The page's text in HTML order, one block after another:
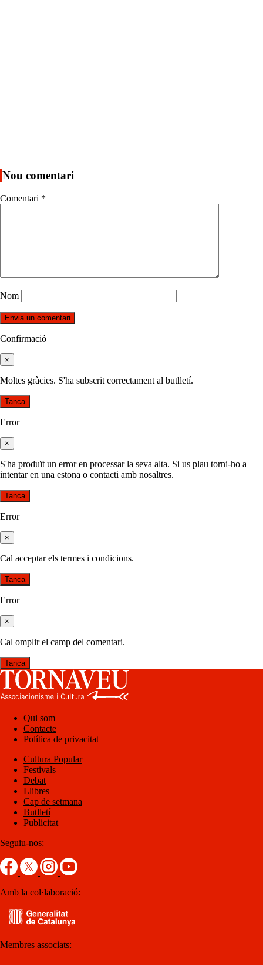
Nou comentari
Comentari *
Nom
Confirmació
×
Moltes gràcies. S'ha subscrit correctament al butlletí.
Tanca
Error
×
S'ha produït un error en processar la seva alta. Si us plau torni-ho a
intentar en una estona o contacti amb nosaltres.
Tanca
Error
×
Cal acceptar els termes i condicions.
Tanca
Error
×
Cal omplir el camp del comentari.
Tanca
Qui som
Contacte
Política de privacitat
Cultura Popular
Festivals
Debat
Llibres
Cap de setmana
Butlletí
Publicitat
Seguiu-nos:
Amb la col·laboració:
Membres associats: